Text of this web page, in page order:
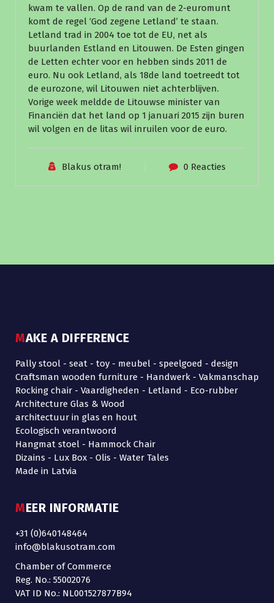
kwam te vallen. Op de rand van de 2-euromunt
komt de regel ‘God zegene Letland’ te staan.
Letland trad in 2004 toe tot de EU, net als
buurlanden Estland en Litouwen. De Esten gingen
de Letten echter voor en hebben sinds 2011 de
euro. Nu ook Letland, als 18de land toetreedt tot
de eurozone, wil Litouwen niet achterblijven.
Vorige week meldde de Litouwse minister van
Financiën dat het land op 1 januari 2015 zijn buren
wil volgen en de litas wil inruilen voor de euro.
Blakus otram! 0 Reacties
MAKE A DIFFERENCE
Pally stool - seat - toy - meubel - speelgoed - design
Craftsman wooden furniture - Handwerk - Vakmanschap
Rocking chair - Vaardigheden - Letland - Eco-rubber
Architecture Glas & Wood
architectuur in glas en hout
Ecologisch verantwoord
Hangmat stoel - Hammock Chair
Dizains - Lux Box - Olis - Water Tales
Made in Latvia
MEER INFORMATIE
+31 (0)640148464
info@blakusotram.com
Chamber of Commerce
Reg. No.: 55002076
VAT ID No.: NL001527877B94